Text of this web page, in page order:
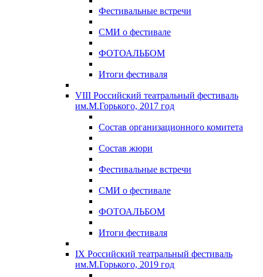
Фестивальные встречи
СМИ о фестивале
ФОТОАЛЬБОМ
Итоги фестиваля
VIII Российский театральный фестиваль
им.М.Горького, 2017 год
Состав организационного комитета
Состав жюри
Фестивальные встречи
СМИ о фестивале
ФОТОАЛЬБОМ
Итоги фестиваля
IX Российский театральный фестиваль
им.М.Горького, 2019 год